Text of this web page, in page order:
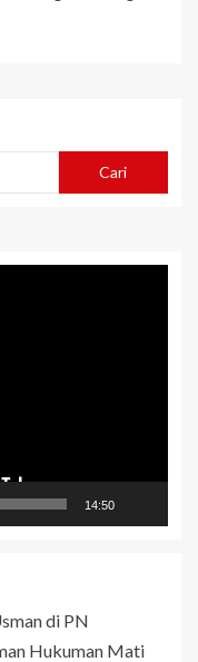
Cari
14:50
di PN
Hukuman Mati